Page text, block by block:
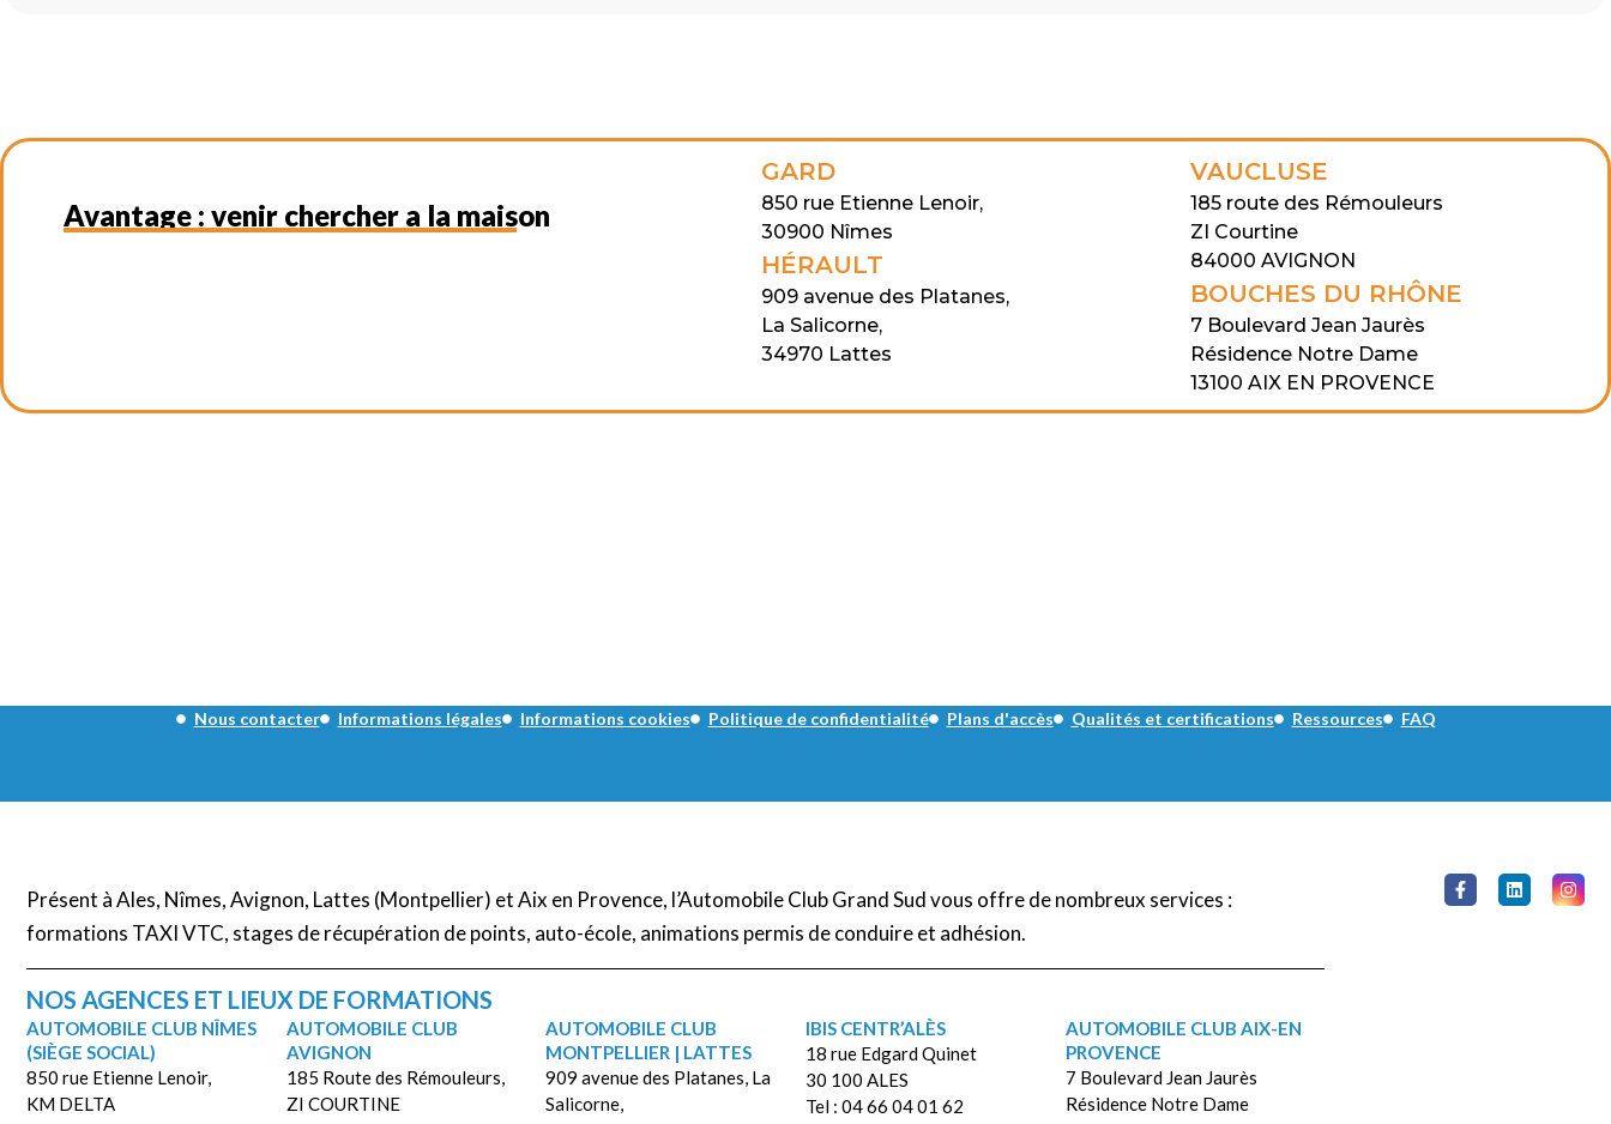
Avantage : venir chercher a la maison
GARD
850 rue Etienne Lenoir,
30900 Nîmes
HÉRAULT
909 avenue des Platanes,
La Salicorne,
34970 Lattes
VAUCLUSE
185 route des Rémouleurs
ZI Courtine
84000 AVIGNON
BOUCHES DU RHÔNE
7 Boulevard Jean Jaurès
Résidence Notre Dame
13100 AIX EN PROVENCE
Nous contacter Informations légales Informations cookies Politique de confidentialité Plans d'accès Qualités et certifications Ressources FAQ
Présent à Ales, Nîmes, Avignon, Lattes (Montpellier) et Aix en Provence, l’Automobile Club Grand Sud vous offre de nombreux services :
formations TAXI VTC, stages de récupération de points, auto-école, animations permis de conduire et adhésion.
NOS AGENCES ET LIEUX DE FORMATIONS
AUTOMOBILE CLUB NÎMES
(SIÈGE SOCIAL)
850 rue Etienne Lenoir,
KM DELTA
AUTOMOBILE CLUB
AVIGNON
185 Route des Rémouleurs,
ZI COURTINE
AUTOMOBILE CLUB
MONTPELLIER | LATTES
909 avenue des Platanes, La
Salicorne,
IBIS CENTR’ALÈS
18 rue Edgard Quinet
30 100 ALES
Tel : 04 66 04 01 62
AUTOMOBILE CLUB AIX-EN
PROVENCE
7 Boulevard Jean Jaurès
Résidence Notre Dame